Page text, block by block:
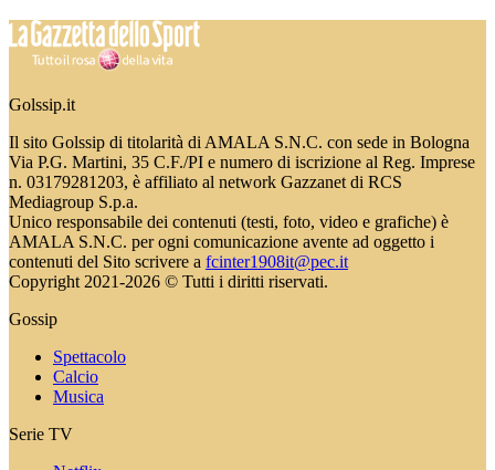
Golssip.it
Il sito Golssip di titolarità di AMALA S.N.C. con sede in Bologna
Via P.G. Martini, 35 C.F./PI e numero di iscrizione al Reg. Imprese
n. 03179281203, è affiliato al network Gazzanet di RCS
Mediagroup S.p.a.
Unico responsabile dei contenuti (testi, foto, video e grafiche) è
AMALA S.N.C. per ogni comunicazione avente ad oggetto i
contenuti del Sito scrivere a fcinter1908it@pec.it
Copyright 2021-2026 © Tutti i diritti riservati.
Gossip
Spettacolo
Calcio
Musica
Serie TV